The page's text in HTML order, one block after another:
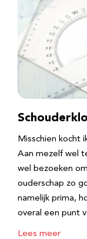
Misschien kocht
Aan mezelf wel
wel bezoeken
ouderschap zo
namelijk prima,
overal een punt
Lees meer